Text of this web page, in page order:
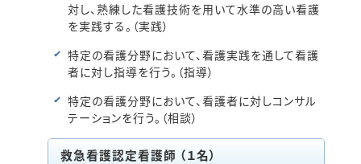
対し、熟練した看護技術を用いて水準の高い看護
を実践する。（実践）
特定の看護分野において、看護実践を通して看護
者に対し指導を行う。（指導）
特定の看護分野において、看護者に対しコンサル
テーションを行う。（相談）
救急看護認定看護師 （１名）